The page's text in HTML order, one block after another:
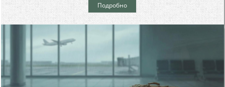
Подробно